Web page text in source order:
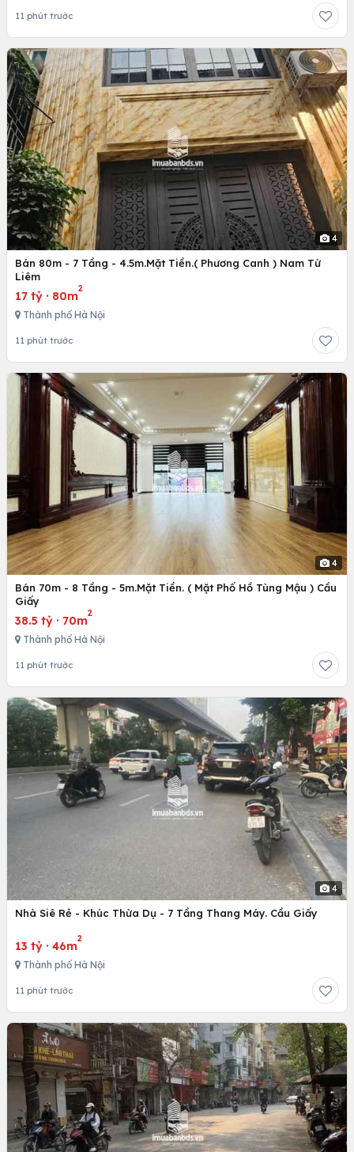
11 phút trước
4
Bán 80m - 7 Tầng - 4.5m.Mặt Tiền.( Phương Canh ) Nam Từ
Liêm
17 tỷ · 80m
2
Thành phố Hà Nội
11 phút trước
4
Bán 70m - 8 Tầng - 5m.Mặt Tiền. ( Mặt Phố Hồ Tùng Mậu ) Cầu
Giấy
38.5 tỷ · 70m
2
Thành phố Hà Nội
11 phút trước
4
Nhà Siê Rẻ - Khúc Thừa Dụ - 7 Tầng Thang Máy. Cầu Giấy
13 tỷ · 46m
2
Thành phố Hà Nội
11 phút trước